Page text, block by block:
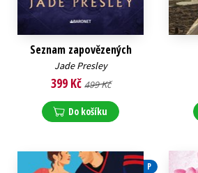
Seznam zapovězených
Jade Presley
399 Kč 499 Kč
Do košíku
P